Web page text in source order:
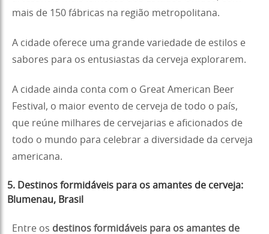
mais de 150 fábricas na região metropolitana.
A cidade oferece uma grande variedade de estilos e
sabores para os entusiastas da cerveja explorarem.
A cidade ainda conta com o Great American Beer
Festival, o maior evento de cerveja de todo o país,
que reúne milhares de cervejarias e aficionados de
todo o mundo para celebrar a diversidade da cerveja
americana.
5. Destinos formidáveis para os amantes de cerveja:
Blumenau, Brasil
Entre os destinos formidáveis para os amantes de